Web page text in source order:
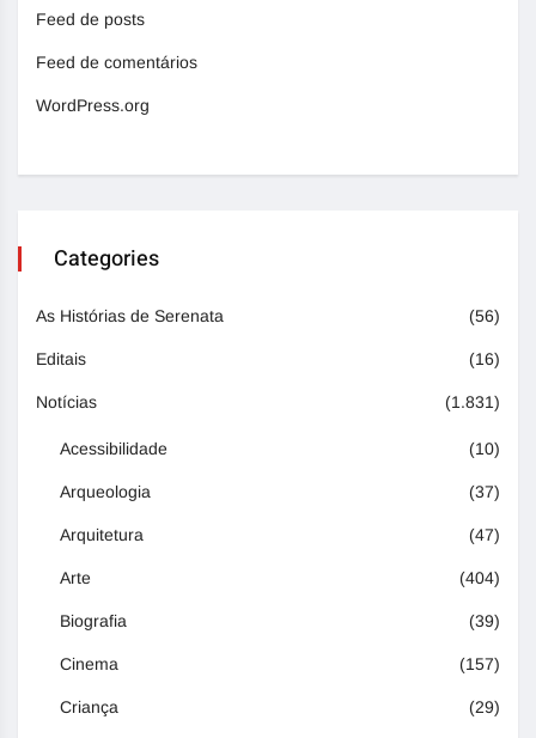
Feed de posts
Feed de comentários
WordPress.org
Categories
As Histórias de Serenata (56)
Editais (16)
Notícias (1.831)
Acessibilidade (10)
Arqueologia (37)
Arquitetura (47)
Arte (404)
Biografia (39)
Cinema (157)
Criança (29)